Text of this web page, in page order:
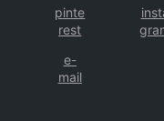
pinte
rest
e-
mail